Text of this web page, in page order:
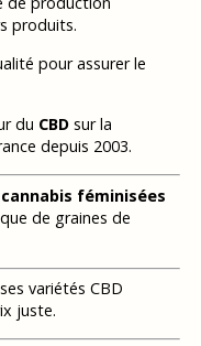
produits.
pour assurer le
du CBDsur la
depuis 2003.
féminisées
de graines de
variétés CBD
juste.